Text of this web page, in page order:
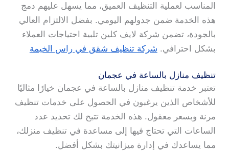
المناسب لعملية التنظيف العميق، مما يسهل عليهم دمج
هذه الخدمة ضمن جدولهم اليومي. بفضل الالتزام العالي
بالجودة، تضمن شركة لايف كلين تلبية احتياجات العملاء
بشكل احترافي. شركة تنظيف شقق في راس الخيمة
تنظيف منازل بالساعة في عجمان
تعتبر خدمة تنظيف منازل بالساعة في عجمان خيارًا مثاليًا
للأشخاص الذين يرغبون في الحصول على خدمات تنظيف
مرنة وبسعر معقول. هذه الخدمة تتيح لك تحديد عدد
الساعات التي تحتاج فيها إلى مساعدة في تنظيف منزلك،
مما يساعدك في إدارة ميزانيتك بشكل أفضل.